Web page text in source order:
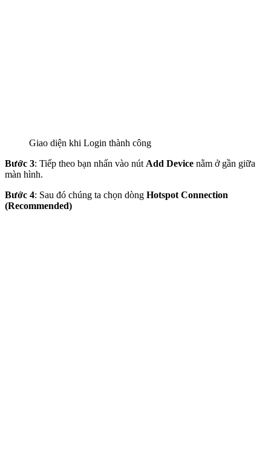
Giao diện khi Login thành công
Bước 3: Tiếp theo bạn nhấn vào nút Add Device nằm ở gần giữa
màn hình.
Bước 4: Sau đó chúng ta chọn dòng Hotspot Connection
(Recommended)